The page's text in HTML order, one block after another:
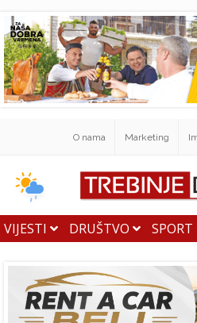
O nama Marketing
VIJESTI DRUŠTVO SPORT